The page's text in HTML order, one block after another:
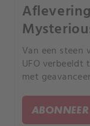
Van een steen
UFO
met
bewijs leveren